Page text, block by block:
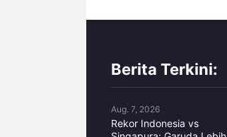
Berita Terkini:
Aug. 7, 2026
Rekor Indonesia vs